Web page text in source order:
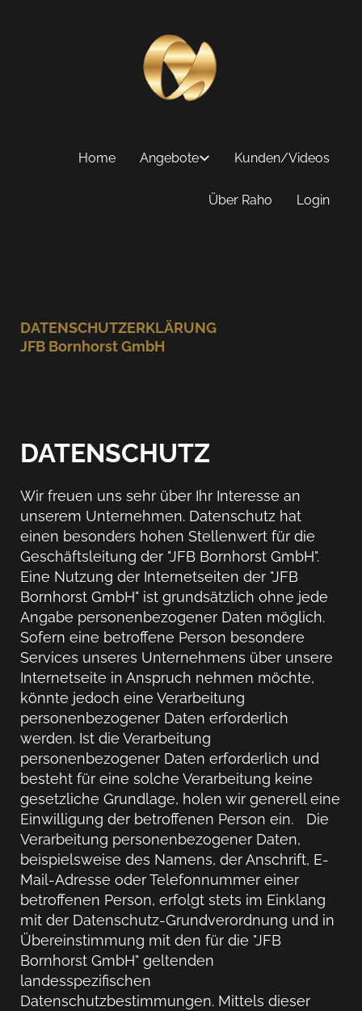
Home Angebote Kunden/Videos
Über Raho Login
DATENSCHUTZERKLÄRUNG
JFB Bornhorst GmbH
DATENSCHUTZ
Wir freuen uns sehr über Ihr Interesse an
unserem Unternehmen. Datenschutz hat
einen besonders hohen Stellenwert für die
Geschäftsleitung der "JFB Bornhorst GmbH".
Eine Nutzung der Internetseiten der "JFB
Bornhorst GmbH" ist grundsätzlich ohne jede
Angabe personenbezogener Daten möglich.
Sofern eine betroffene Person besondere
Services unseres Unternehmens über unsere
Internetseite in Anspruch nehmen möchte,
könnte jedoch eine Verarbeitung
personenbezogener Daten erforderlich
werden. Ist die Verarbeitung
personenbezogener Daten erforderlich und
besteht für eine solche Verarbeitung keine
gesetzliche Grundlage, holen wir generell eine
Einwilligung der betroffenen Person ein. Die
Verarbeitung personenbezogener Daten,
beispielsweise des Namens, der Anschrift, E-
Mail-Adresse oder Telefonnummer einer
betroffenen Person, erfolgt stets im Einklang
mit der Datenschutz-Grundverordnung und in
Übereinstimmung mit den für die "JFB
Bornhorst GmbH" geltenden
landesspezifischen
Datenschutzbestimmungen. Mittels dieser